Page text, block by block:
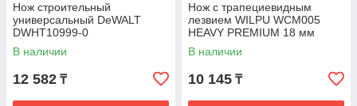
Нож строительный
универсальный DeWALT
DWHT10999-0
В наличии
12 582 ₸
Нож с трапециевидным
лезвием WILPU WCM005
HEAVY PREMIUM 18 мм
металлическая рукоятка
5090500000
В наличии
10 145 ₸